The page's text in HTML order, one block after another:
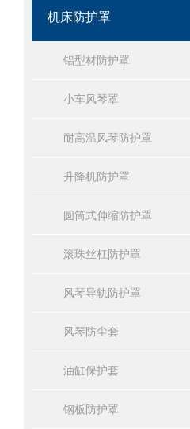
机床防护罩
铝型材防护罩
小车风琴罩
耐高温风琴防护罩
升降机防护罩
圆筒式伸缩防护罩
滚珠丝杠防护罩
风琴导轨防护罩
风琴防尘套
油缸保护套
钢板防护罩